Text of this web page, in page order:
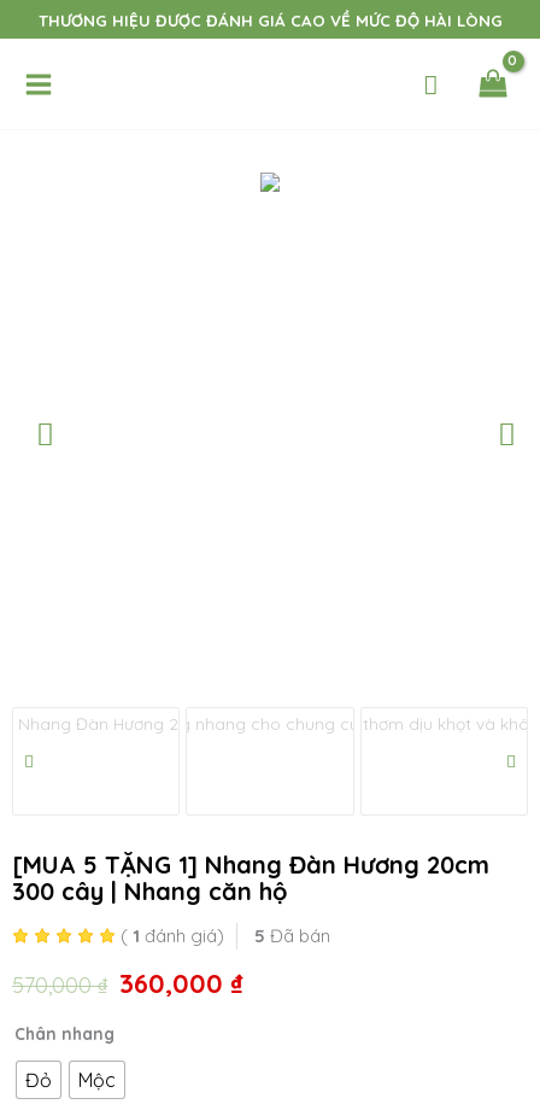
Nhảy
tới
dung
THƯƠNG HIỆU ĐƯỢC ĐÁNH GIÁ CAO VỀ MỨC ĐỘ HÀI LÒNG
Menu
[MUA 5 TẶNG 1] Nhang Đàn Hương 20cm
300 cây | Nhang căn hộ
( 1 đánh giá) 5 Đã bán
570,000₫ Giá
570,000 ₫.
360,000 ₫Giá
Chân nhang
Đỏ Mộc
[MUA
TẶNG